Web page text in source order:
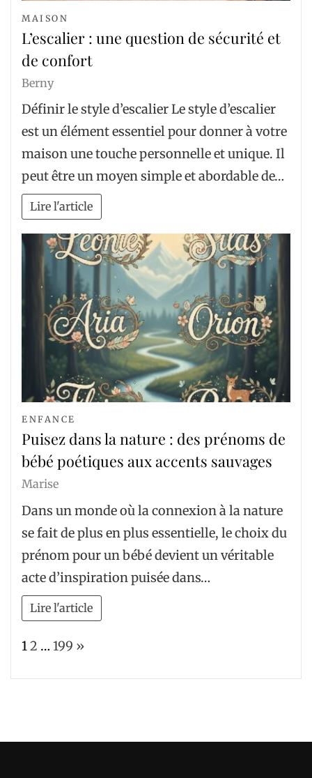
MAISON
L’escalier : une question de sécurité et
de confort
Berny
Définir le style d’escalier Le style d’escalier
est un élément essentiel pour donner à votre
maison une touche personnelle et unique. Il
peut être un moyen simple et abordable de…
Lire l'article
ENFANCE
Puisez dans la nature : des prénoms de
bébé poétiques aux accents sauvages
Marise
Dans un monde où la connexion à la nature
se fait de plus en plus essentielle, le choix du
prénom pour un bébé devient un véritable
acte d’inspiration puisée dans…
Lire l'article
Page:
12 … 199 Next
»